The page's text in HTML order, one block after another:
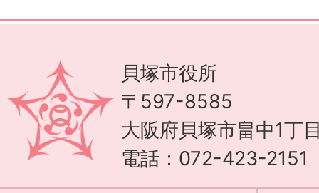
貝塚市役所
〒597-8585
大阪府貝塚市畠中1丁
電話：072-423-2151